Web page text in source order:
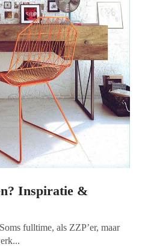
Inspiratie &
fulltime, als ZZP’er, maar